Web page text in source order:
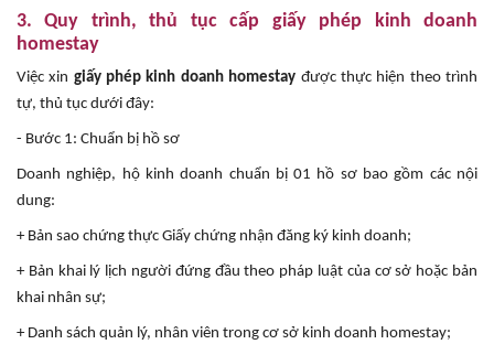
3. Quy trình, thủ tục cấp giấy phép kinh doanh
homestay
Việc xin giấy phép kinh doanh homestay được thực hiện theo trình
tự, thủ tục dưới đây:
- Bước 1: Chuẩn bị hồ sơ
Doanh nghiệp, hộ kinh doanh chuẩn bị 01 hồ sơ bao gồm các nội
dung:
+ Bản sao chứng thực Giấy chứng nhận đăng ký kinh doanh;
+ Bản khai lý lịch người đứng đầu theo pháp luật của cơ sở hoặc bản
khai nhân sự;
+ Danh sách quản lý, nhân viên trong cơ sở kinh doanh homestay;